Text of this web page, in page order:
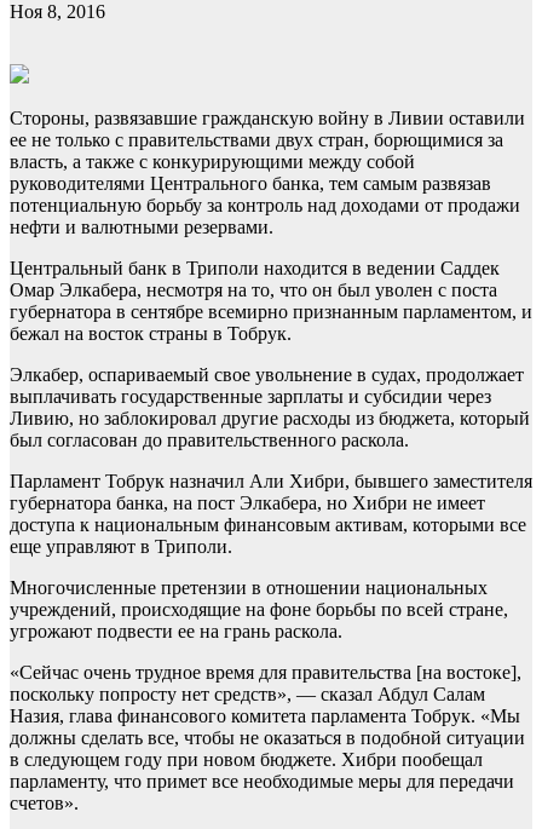
Ноя 8, 2016
Стороны, развязавшие гражданскую войну в Ливии оставили
ее не только с правительствами двух стран, борющимися за
власть, а также с конкурирующими между собой
руководителями Центрального банка, тем самым развязав
потенциальную борьбу за контроль над доходами от продажи
нефти и валютными резервами.
Центральный банк в Триполи находится в ведении Саддек
Омар Элкабера, несмотря на то, что он был уволен с поста
губернатора в сентябре всемирно признанным парламентом, и
бежал на восток страны в Тобрук.
Элкабер, оспариваемый свое увольнение в судах, продолжает
выплачивать государственные зарплаты и субсидии через
Ливию, но заблокировал другие расходы из бюджета, который
был согласован до правительственного раскола.
Парламент Тобрук назначил Али Хибри, бывшего заместителя
губернатора банка, на пост Элкабера, но Хибри не имеет
доступа к национальным финансовым активам, которыми все
еще управляют в Триполи.
Многочисленные претензии в отношении национальных
учреждений, происходящие на фоне борьбы по всей стране,
угрожают подвести ее на грань раскола.
«Сейчас очень трудное время для правительства [на востоке],
поскольку попросту нет средств», — сказал Абдул Салам
Назия, глава финансового комитета парламента Тобрук. «Мы
должны сделать все, чтобы не оказаться в подобной ситуации
в следующем году при новом бюджете. Хибри пообещал
парламенту, что примет все необходимые меры для передачи
счетов».